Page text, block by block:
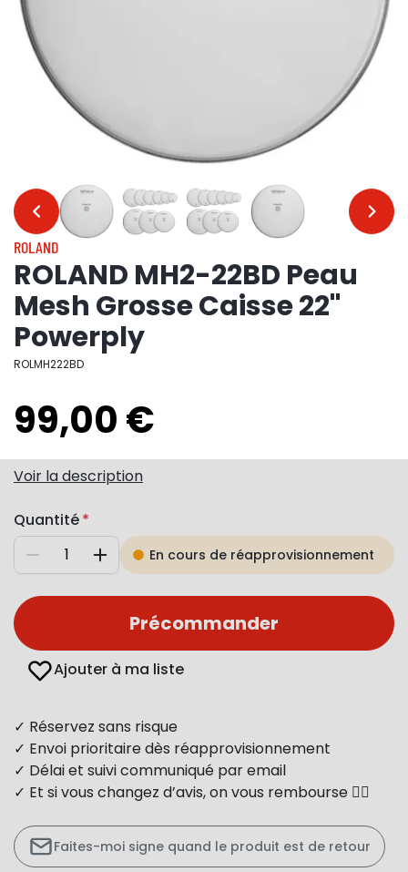
… …
ROLAND
ROLAND MH2-22BD Peau
Mesh Grosse Caisse 22"
Powerply
ROLMH222BD
99,00 €
Voir la description
Quantité
Diminuer AugmenterEn cours de réapprovisionnement
Précommander
Ajouter à ma liste
✓ Réservez sans risque
✓ Envoi prioritaire dès réapprovisionnement
✓ Délai et suivi communiqué par email
✓ Et si vous changez d’avis, on vous rembourse 👍🏻
Faites-moi signe quand le produit est de retour